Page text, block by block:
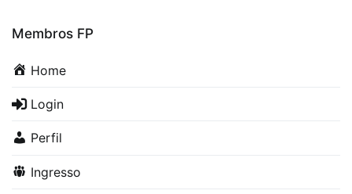
Membros FP
Home
Login
Perfil
Ingresso